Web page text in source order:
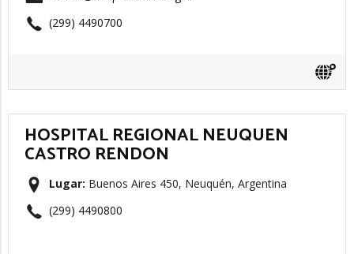
(299) 4490700
HOSPITAL REGIONAL NEUQUEN
CASTRO RENDON
Lugar: Buenos Aires 450, Neuquén, Argentina
(299) 4490800